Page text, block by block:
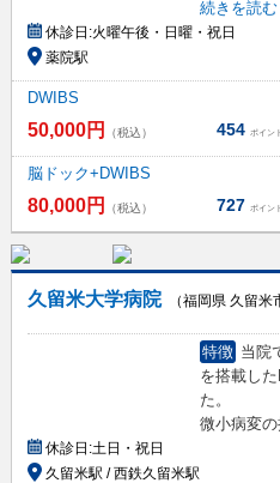
続きを読
休診日:⽕曜午後・⽇曜・祝日
薬院駅
DWIBS
50,000円 （税込） 454 ポイント
脳ドック+DWIBS
80,000円 （税込） 727 ポイント
久留米大学病院
（福岡県 久留米
特徴 当院
を搭載し
た。
微小病変の
休診日:土日・祝日
久留米駅 / 西鉄久留米駅